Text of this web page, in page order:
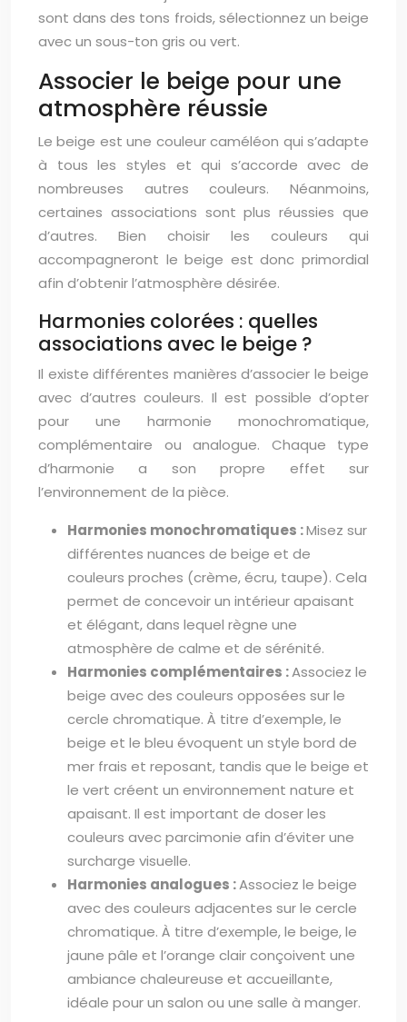
sont dans des tons froids, sélectionnez un beige
avec un sous-ton gris ou vert.
Associer le beige pour une
atmosphère réussie
Le beige est une couleur caméléon qui s’adapte
à tous les styles et qui s’accorde avec de
nombreuses autres couleurs. Néanmoins,
certaines associations sont plus réussies que
d’autres. Bien choisir les couleurs qui
accompagneront le beige est donc primordial
afin d’obtenir l’atmosphère désirée.
Harmonies colorées : quelles
associations avec le beige ?
Il existe différentes manières d’associer le beige
avec d’autres couleurs. Il est possible d’opter
pour une harmonie monochromatique,
complémentaire ou analogue. Chaque type
d’harmonie a son propre effet sur
l’environnement de la pièce.
Harmonies monochromatiques :Misez sur
différentes nuances de beige et de
couleurs proches (crème, écru, taupe). Cela
permet de concevoir un intérieur apaisant
et élégant, dans lequel règne une
atmosphère de calme et de sérénité.
Harmonies complémentaires :Associez le
beige avec des couleurs opposées sur le
cercle chromatique. À titre d’exemple, le
beige et le bleu évoquent un style bord de
mer frais et reposant, tandis que le beige et
le vert créent un environnement nature et
apaisant. Il est important de doser les
couleurs avec parcimonie afin d’éviter une
surcharge visuelle.
Harmonies analogues :Associez le beige
avec des couleurs adjacentes sur le cercle
chromatique. À titre d’exemple, le beige, le
jaune pâle et l’orange clair conçoivent une
ambiance chaleureuse et accueillante,
idéale pour un salon ou une salle à manger.